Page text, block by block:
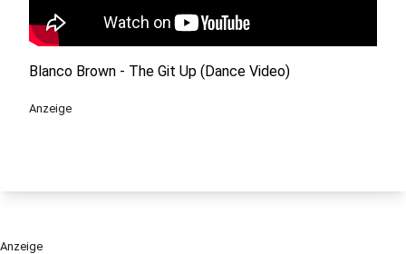
Blanco Brown - The Git Up (Dance Video)
Anzeige
Anzeige